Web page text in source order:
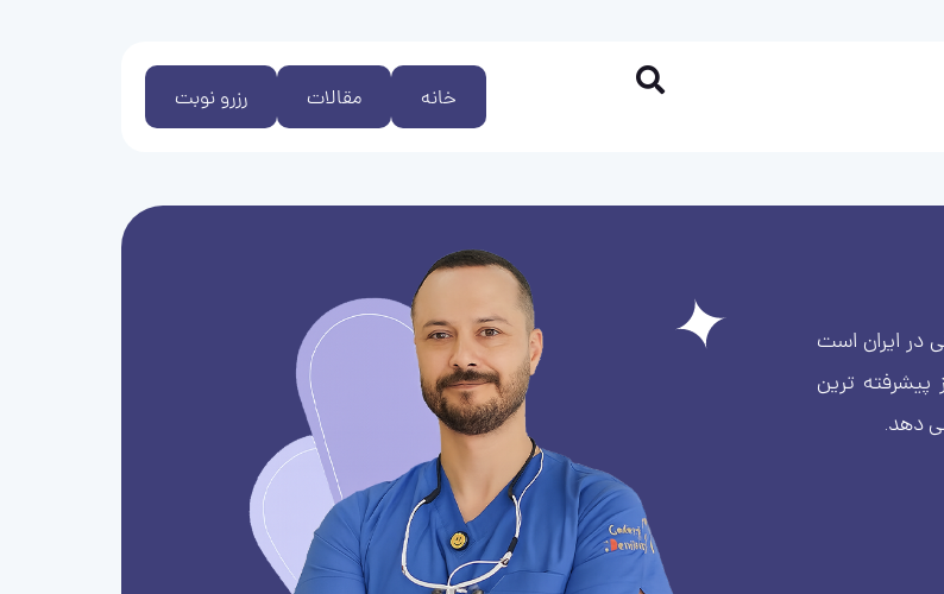
رزرو نوبت مقالات خانه
در ایران است
ترین
دهد.